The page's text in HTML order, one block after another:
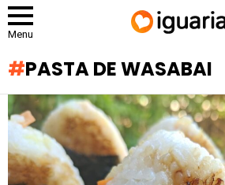
Menu
PASTA DE WASABAI
RECOMENDADOS